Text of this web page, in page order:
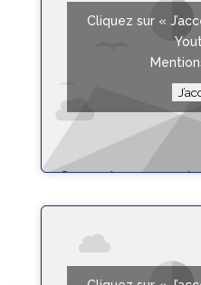
Gaspacho
Cliquez sur «